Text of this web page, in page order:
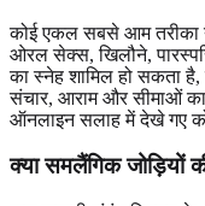
कोई एकल सबसे आम तरीका
ओरल सेक्स, खिलौने,
का स्नेह शामिल हो सकता है,
संचार, आराम और सीमाओं का
ऑनलाइन सलाह में देखे गए
क्या समलैंगिक जोड़ियों